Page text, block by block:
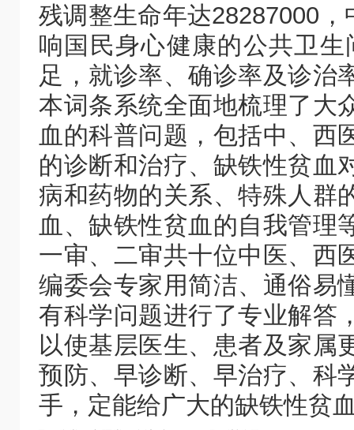
残调整生命年达28287000
响国民身心健康的公共卫
足，就诊率、确诊率及诊治
本词条系统全面地梳理了大
血的科普问题，包括中、西
的诊断和治疗、缺铁性贫血
病和药物的关系、特殊人群
血、缺铁性贫血的自我管理
一审、二审共十位中医、西
编委会专家用简洁、通俗易
有科学问题进行了专业解答
以使基层医生、患者及家属
预防、早诊断、早治疗、科
手，定能给广大的缺铁性贫